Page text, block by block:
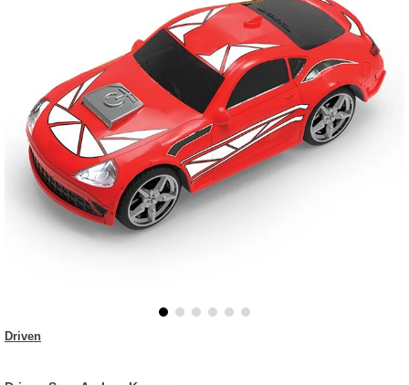
Driven